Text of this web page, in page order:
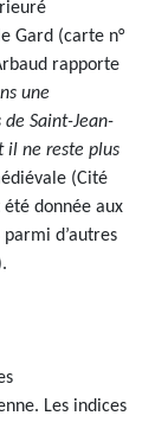
Gard (carte n°
rapporte
une
Saint-Jean-
il ne reste plus
(Cité
donnée aux
d’autres
Les indices